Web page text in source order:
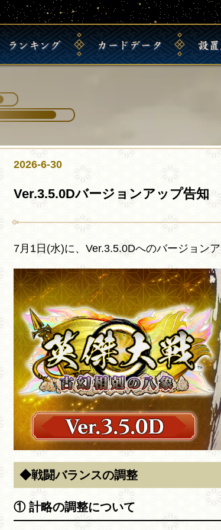
ランキング
国
主
君
ン
キ
グ
別
主
ラ
ン
ン
グ
ラ
ン
ン
グ
キ
キ
カードデータ 設置
2026-6-30
Ver.3.5.0Dバージョンアップ告知
7月1日(水)に、Ver.3.5.0Dへのバージョン
◆戦闘バランスの調整
① 計略の調整について